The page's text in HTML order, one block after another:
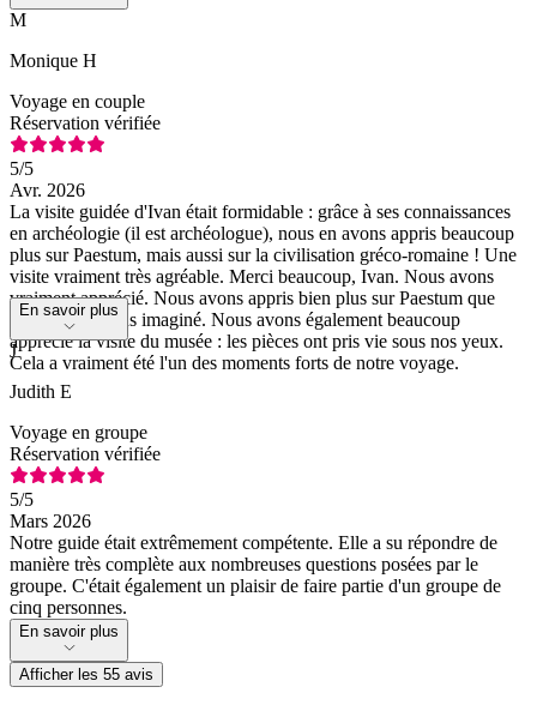
M
Monique H
Voyage en couple
Réservation vérifiée
5/5
Avr. 2026
La visite guidée d'Ivan était formidable : grâce à ses connaissances
en archéologie (il est archéologue), nous en avons appris beaucoup
plus sur Paestum, mais aussi sur la civilisation gréco-romaine ! Une
visite vraiment très agréable. Merci beaucoup, Ivan. Nous avons
vraiment apprécié. Nous avons appris bien plus sur Paestum que
nous ne l'aurions imaginé. Nous avons également beaucoup
apprécié la visite du musée : les pièces ont pris vie sous nos yeux.
Cela a vraiment été l'un des moments forts de notre voyage.
En savoir plus
J
Judith E
Voyage en groupe
Réservation vérifiée
5/5
Mars 2026
Notre guide était extrêmement compétente. Elle a su répondre de
manière très complète aux nombreuses questions posées par le
groupe. C'était également un plaisir de faire partie d'un groupe de
cinq personnes.
En savoir plus
Afficher les 55 avis